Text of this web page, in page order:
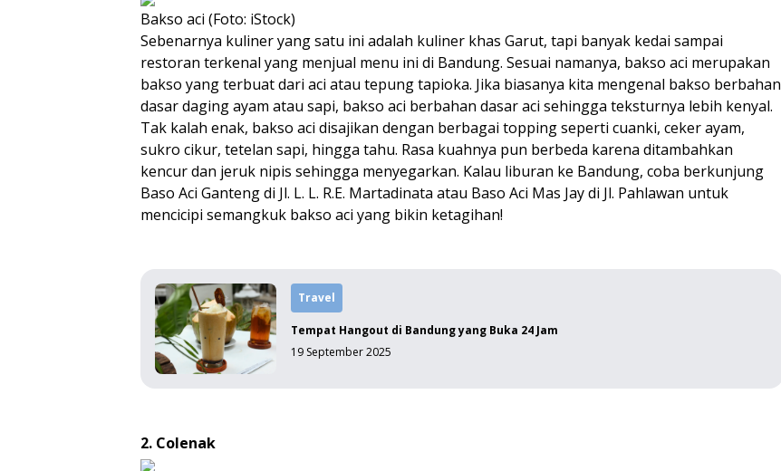
Bakso aci (Foto: iStock)
Sebenarnya kuliner yang satu ini adalah kuliner khas Garut, tapi banyak kedai sampai
restoran terkenal yang menjual menu ini di Bandung. Sesuai namanya, bakso aci merupakan
bakso yang terbuat dari aci atau tepung tapioka. Jika biasanya kita mengenal bakso berbahan
dasar daging ayam atau sapi, bakso aci berbahan dasar aci sehingga teksturnya lebih kenyal.
Tak kalah enak, bakso aci disajikan dengan berbagai topping seperti cuanki, ceker ayam,
sukro cikur, tetelan sapi, hingga tahu. Rasa kuahnya pun berbeda karena ditambahkan
kencur dan jeruk nipis sehingga menyegarkan. Kalau liburan ke Bandung, coba berkunjung
Baso Aci Ganteng di Jl. L. L. R.E. Martadinata atau Baso Aci Mas Jay di Jl. Pahlawan untuk
mencicipi semangkuk bakso aci yang bikin ketagihan!
Travel
Tempat Hangout di Bandung yang Buka 24 Jam
19 September 2025
2. Colenak